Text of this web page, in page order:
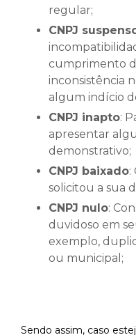
regular;
CNPJ
cumprimento
inconsistência
algum indício
CNPJ inapto:
apresentar
demonstrativo;
CNPJ baixado:
solicitou a sua
CNPJ nulo:
duvidoso em
exemplo,
ou municipal;
Sendo assim, caso